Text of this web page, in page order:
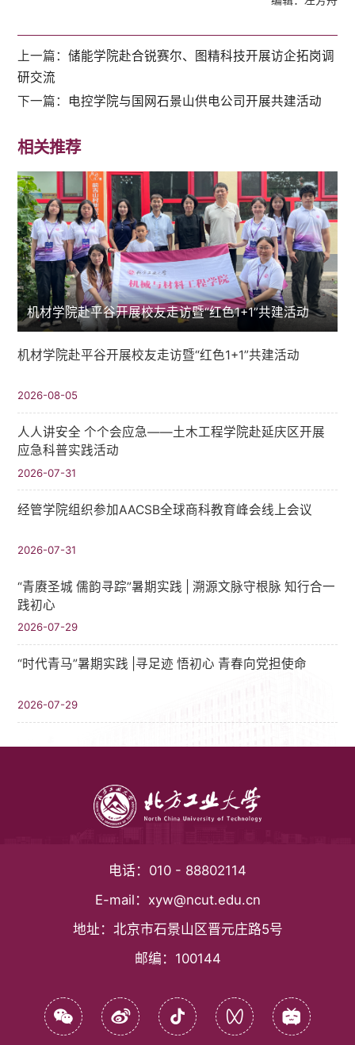
上一篇：储能学院赴合锐赛尔、图精科技开展访企拓岗调
研交流
下一篇： 电控学院与国网石景山供电公司开展共建活动
相关推荐
机材学院赴平谷开展校友走访暨“红色1+1”共建活动
机材学院赴平谷开展校友走访暨“红色1+1”共建活动
2026-08-05
人人讲安全 个个会应急——土木工程学院赴延庆区开展
应急科普实践活动
2026-07-31
经管学院组织参加AACSB全球商科教育峰会线上会议
2026-07-31
“青赓圣城 儒韵寻踪”暑期实践​ | 溯源文脉守根脉 知行合一
践初心
2026-07-29
“时代青马”暑期实践 |寻足迹 悟初心 青春向党担使命
2026-07-29
电话： 010 - 88802114
E-mail： xyw@ncut.edu.cn
地址： 北京市石景山区晋元庄路5号
邮编： 100144